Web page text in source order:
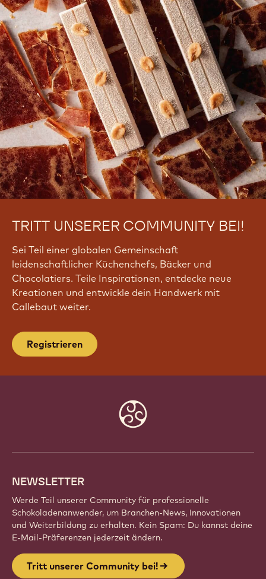
TRITT UNSERER COMMUNITY BEI!
Sei Teil einer globalen Gemeinschaft
leidenschaftlicher Küchenchefs, Bäcker und
Chocolatiers. Teile Inspirationen, entdecke neue
Kreationen und entwickle dein Handwerk mit
Callebaut weiter.
Registrieren
NEWSLETTER
Werde Teil unserer Community für professionelle
Schokoladenanwender, um Branchen-News, Innovationen
und Weiterbildung zu erhalten. Kein Spam: Du kannst deine
E-Mail-Präferenzen jederzeit ändern.
Tritt unserer Community bei!